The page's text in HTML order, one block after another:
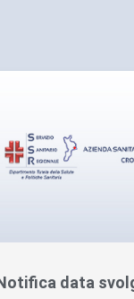
data